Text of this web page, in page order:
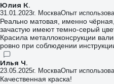
Юлия К.
31.01.2023г. МоскваОпыт
Реально матовая, именно
зачастую имеют темно-серый
Красила металлоконсрукции
ровно при
Илья Ч.
23.05.2025г. МоскваОпыт
Качественная краска!